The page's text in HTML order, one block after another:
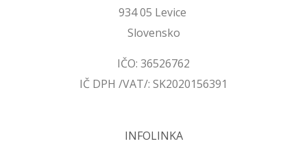
934 05 Levice
Slovensko
IČO: 36526762
IČ DPH /VAT/: SK2020156391
INFOLINKA